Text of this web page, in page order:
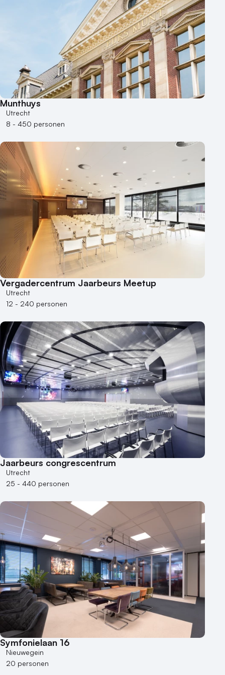
Munthuys
Utrecht
8 - 450 personen
Vergadercentrum Jaarbeurs Meetup
Utrecht
12 - 240 personen
Jaarbeurs congrescentrum
Utrecht
25 - 440 personen
Symfonielaan 16
Nieuwegein
20 personen